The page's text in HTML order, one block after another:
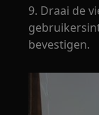
9. Draai de
bevestigen.